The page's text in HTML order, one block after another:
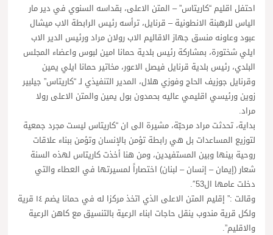
احتفل اقليم “كاريتاس” – المتن الاعلى، بقداسه السنوي في دير مار
الياس للرهبنة الانطونية – قرنايل، ترأسه رئيس الرابطة الاب ميشال
عبود وعاونه منسق جهاز الاقاليم الاب رولان مراد ورئيس الدير الاب
ايلي شختورة، بمشاركة رئيس بلدية حمانا امين لبوس واعضاء المجلس
البلدي، رئيس بلدية قرنايل فيصل الاعور، مخاتير حمانا ايلي يمين
وقرنايل جوزيف الحاج وفوزي هلال، المدير التنفيذي لـ “كاريتاس” جيلبير
زوين ورئيسي اقليمي عاليه بحمدون بول يمين والمتن الاعلى رولا
مراد.
بداية، تحدثت مراد مرحبّة، مشيرة الى ان “كاريتاس ليست مجرد جمعية
لتوزيع المساعدات بل هي رابطة تؤمن بالإنسان وتؤمن ببناء علاقات
روحية بينها وبين المستفيدين، ومن هنا أخذت كاريتاس لهذه السنة
شعار (إيمان – إنسان – لبنان) اختصاراً لمسيرتها في العطاء والتي
دخلت عامها ال53″.
وقالت :” إقليم المتن الاعلى الذي اتخذ مركزا له في حمانا يضم ١٤ قرية
ولكل قرية مندوب ينقل حاجات ابناء الرعية بالتنسيق مع كاهن الرعية
والاقليم”.